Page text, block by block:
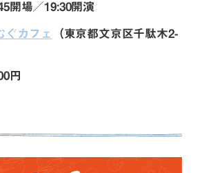
開場／19:30開演
ぐカフェ
（東京都文京区千駄木2-
円